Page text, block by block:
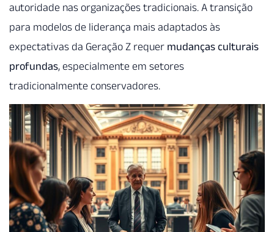
autoridade nas organizações tradicionais. A transição
para modelos de liderança mais adaptados às
expectativas da Geração Z requer mudanças culturais
profundas, especialmente em setores
tradicionalmente conservadores.